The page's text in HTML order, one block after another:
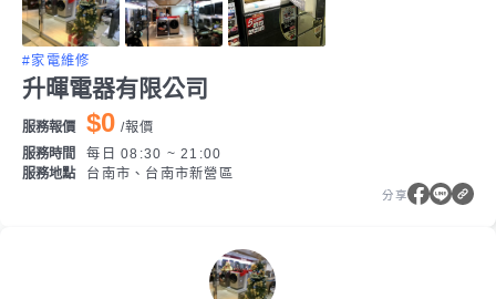
#家電維修
升暉電器有限公司
服務報價 $0 /報價
服務時間
每日 08:30 ~ 21:00
服務地點
台南市、台南市新營區
分享